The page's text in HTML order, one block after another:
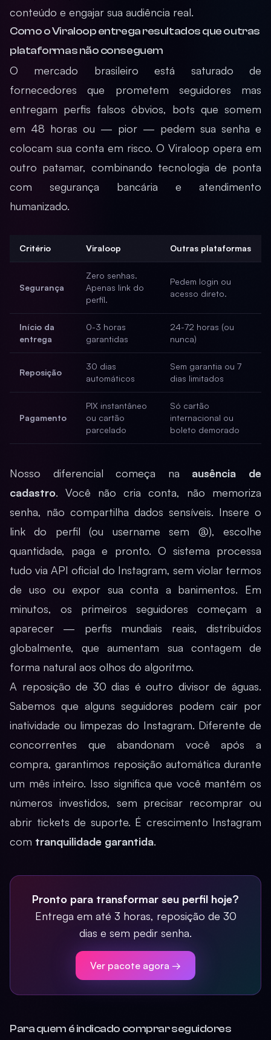
conteúdo e engajar sua audiência real.
Como o Viraloop entrega resultados que outras
plataformas não conseguem
O mercado brasileiro está saturado de
fornecedores que prometem seguidores mas
entregam perfis falsos óbvios, bots que somem
em 48 horas ou — pior — pedem sua senha e
colocam sua conta em risco. O Viraloop opera em
outro patamar, combinando tecnologia de ponta
com segurança bancária e atendimento
humanizado.
Critério Viraloop Outras plataformas
Segurança
Zero senhas.
Apenas link do
perfil.
Pedem login ou
acesso direto.
Início da
entrega
0-3 horas
garantidas
24-72 horas (ou
nunca)
Reposição
30 dias
automáticos
Sem garantia ou 7
dias limitados
Pagamento
PIX instantâneo
ou cartão
parcelado
Só cartão
internacional ou
boleto demorado
Nosso diferencial começa na ausência de
cadastro. Você não cria conta, não memoriza
senha, não compartilha dados sensíveis. Insere o
link do perfil (ou username sem @), escolhe
quantidade, paga e pronto. O sistema processa
tudo via API oficial do Instagram, sem violar termos
de uso ou expor sua conta a banimentos. Em
minutos, os primeiros seguidores começam a
aparecer — perfis mundiais reais, distribuídos
globalmente, que aumentam sua contagem de
forma natural aos olhos do algoritmo.
A reposição de 30 dias é outro divisor de águas.
Sabemos que alguns seguidores podem cair por
inatividade ou limpezas do Instagram. Diferente de
concorrentes que abandonam você após a
compra, garantimos reposição automática durante
um mês inteiro. Isso significa que você mantém os
números investidos, sem precisar recomprar ou
abrir tickets de suporte. É crescimento Instagram
com tranquilidade garantida.
Pronto para transformar seu perfil hoje?
Entrega em até 3 horas, reposição de 30
dias e sem pedir senha.
Ver pacote agora →
Para quem é indicado comprar seguidores